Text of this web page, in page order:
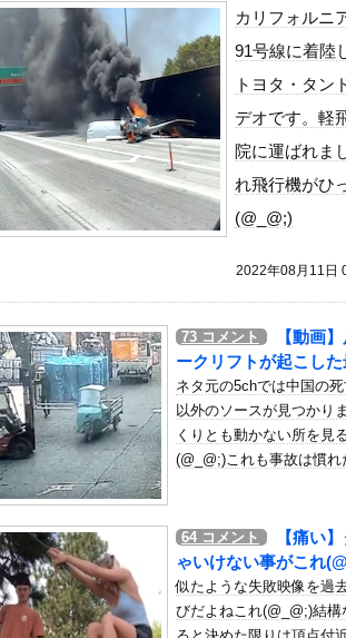
西川貴教さん 魅惑のマーメイドすぎるｗｗｗｗｗｗｗｗ
玉県、何も観光地がない・・・
の動画50％OFFキャンペーン第4弾が始まったぞー！
ップラーメン食べるんだけどどれがいいかな！？w
カキンなんと実質200万円以上の支援物資を寄付してしま
から】オービスかと思ったら野生の炊飯器で草 ほか
話】ネットで拡散してるおっぱいポロリ動画、何故か叩
かわいい虫」ランキング、ついに発表される
民受け入れ派のパヨおば、自分の家に来られたら全力で
チなんだが、仕事が長続きしません。突然仕事に行くの
ス】人魚姫の世界に迷い込んだらどんな人が助けてくれ
全土がRPG化したらを考えるスレ
る軽のオススメ
ァンもアンチも騒げない成績を残す他
ンコバがコロナの特殊すぎる後遺症に苦しんでいる模
子バレー選手、ケツがデカすぎ警報ｗｗｗ
でいたマンモスやナチス軍艦など露出、熱波でドナウ川
ナ ピタパンのお尻！！
カリフォルニ
91号線に着陸
トヨタ・タン
デオです。軽
院に運ばれま
れ飛行機がひ
(@_@;)
2022年08月11日
73 コメント
【動画
ークリフトが起こした
ネタ元の5chでは中国の
以外のソースが見つかり
くりとも動かない所を見
(@_@;)これも事故は慣れ
64 コメント
【痛い
ゃいけない事がこれ
似たような失敗映像を過
びだよねこれ(@_@;)結